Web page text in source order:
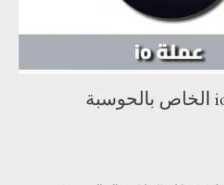
الآلة. صُممت كشبكة لامركزية تُغ...
مشروع عملة io الخاص بالحوسبة